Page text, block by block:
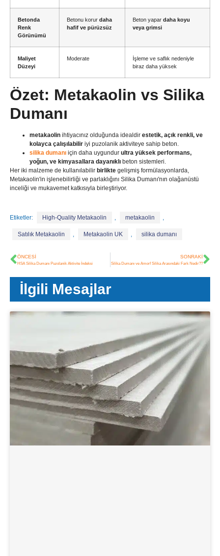
Betonda
Renk
Görünümü
Betonu korur daha
hafif ve pürüzsüz
Beton yapar daha koyu
veya grimsi
Maliyet
Düzeyi
Moderate
İşleme ve saflık nedeniyle
biraz daha yüksek
Özet: Metakaolin vs Silika
Dumanı
metakaolin ihtiyacınız olduğunda idealdir estetik, açık renkli, ve
kolayca çalışılabilir iyi puzolanik aktiviteye sahip beton.
silika dumanı için daha uygundur ultra yüksek performans,
yoğun, ve kimyasallara dayanıklı beton sistemleri.
Her iki malzeme de kullanılabilir birlikte gelişmiş formülasyonlarda,
Metakaolin'in işlenebilirliği ve parlaklığını Silika Dumanı'nın olağanüstü
inceliği ve mukavemet katkısıyla birleştiriyor.
Etiketler: High-Quality Metakaolin , metakaolin ,
Satılık Metakaolin , Metakaolin UK , silika dumanı
ÖNCESI
HSA Silika Dumanı Puzolanik Aktivite İndeksi
SONRAKI
Silika Dumanı ve Amorf Silika Arasındaki Fark Nedir??
İlgili Mesajlar